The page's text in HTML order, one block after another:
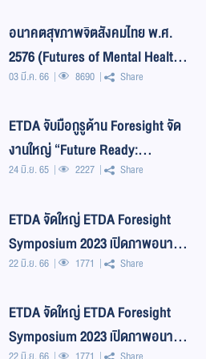
อนาคตสุขภาพจิตสังคมไทย พ.ศ.
2576 (Futures of Mental Health in
Thailand 2033)
03 มี.ค. 66 8690 Share
ETDA จับมือกูรูด้าน Foresight จัด
งานใหญ่ “Future Ready:
Advancing Thailand for the
24 มิ.ย. 65 2227 Share
ETDA จัดใหญ่ ETDA Foresight
Symposium 2023 เปิดภาพอนาคต
ดิจิทัล “สุขภาวะและท่องเที่ยวไทย”10
22 มิ.ย. 66 1771 Share
ETDA จัดใหญ่ ETDA Foresight
Symposium 2023 เปิดภาพอนาคต